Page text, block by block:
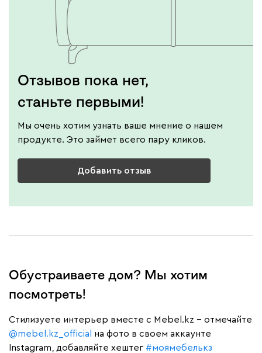
Отзывов пока нет,
станьте первыми!
Мы очень хотим узнать ваше мнение о нашем
продукте. Это займет всего пару кликов.
Добавить отзыв
Обустраиваете дом? Мы хотим
посмотреть!
Cтилизуете интерьер вместе с Mebel.kz – отмечайте
@mebel.kz_official
на фото в своем аккаунте
Instagram, добавляйте хештег #моямебелькз